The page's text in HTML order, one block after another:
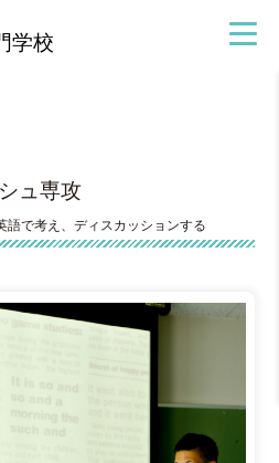
学校
ュ専攻
語で考え、ディスカッションする